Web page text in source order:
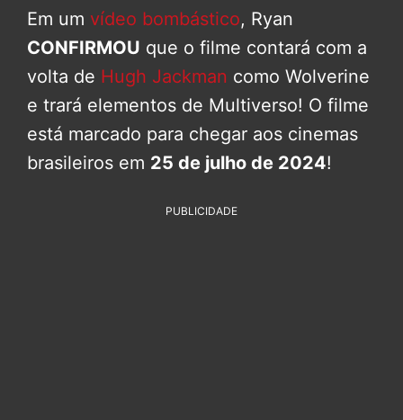
Em um vídeo bombástico, Ryan
CONFIRMOU que o filme contará com a
volta de Hugh Jackman como Wolverine
e trará elementos de Multiverso! O filme
está marcado para chegar aos cinemas
brasileiros em 25 de julho de 2024!
PUBLICIDADE